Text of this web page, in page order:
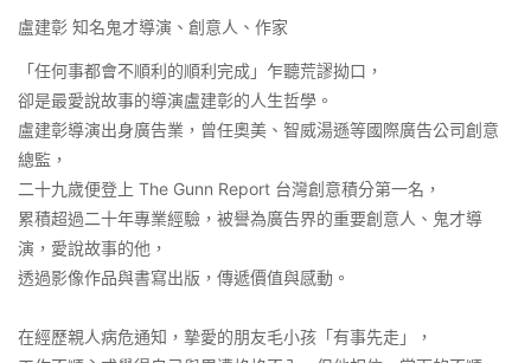
盧建彰 知名鬼才導演、創意人、作家
「任何事都會不順利的順利完成」乍聽荒謬拗口，
卻是最愛說故事的導演盧建彰的人生哲學。
盧建彰導演出身廣告業，曾任奧美、智威湯遜等國際廣告公司創意
總監，
二十九歲便登上 The Gunn Report 台灣創意積分第一名，
累積超過二十年專業經驗，被譽為廣告界的重要創意人、鬼才導
演，愛說故事的他，
透過影像作品與書寫出版，傳遞價值與感動。
在經歷親人病危通知，摯愛的朋友毛小孩「有事先走」，